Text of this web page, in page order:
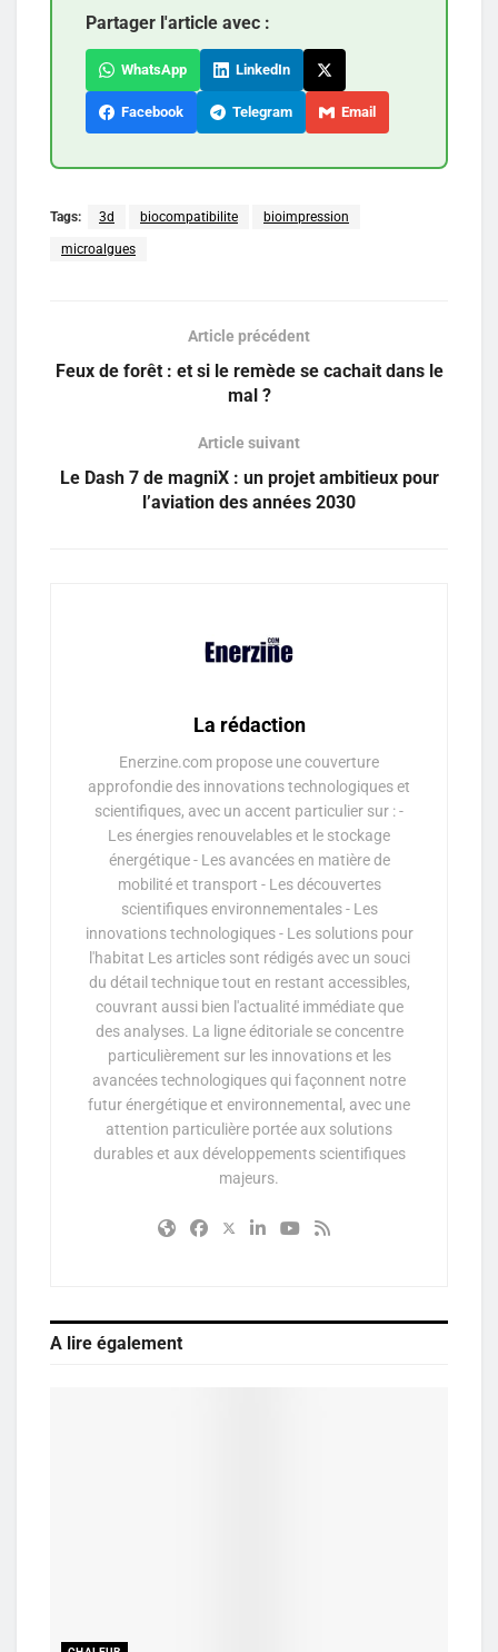
Partager l'article avec :
WhatsApp LinkedIn
Facebook Telegram Email
Tags: 3d biocompatibilite bioimpression
microalgues
Article précédent
Feux de forêt : et si le remède se cachait dans le
mal ?
Article suivant
Le Dash 7 de magniX : un projet ambitieux pour
l’aviation des années 2030
La rédaction
Enerzine.com propose une couverture
approfondie des innovations technologiques et
scientifiques, avec un accent particulier sur : -
Les énergies renouvelables et le stockage
énergétique - Les avancées en matière de
mobilité et transport - Les découvertes
scientifiques environnementales - Les
innovations technologiques - Les solutions pour
l'habitat Les articles sont rédigés avec un souci
du détail technique tout en restant accessibles,
couvrant aussi bien l'actualité immédiate que
des analyses. La ligne éditoriale se concentre
particulièrement sur les innovations et les
avancées technologiques qui façonnent notre
futur énergétique et environnemental, avec une
attention particulière portée aux solutions
durables et aux développements scientifiques
majeurs.
A lire également